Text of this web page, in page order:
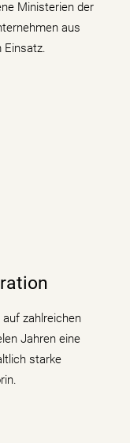
Ministerien der
aus
Einsatz.
auf zahlreichen
Jahren eine
starke
(Digitalisierung